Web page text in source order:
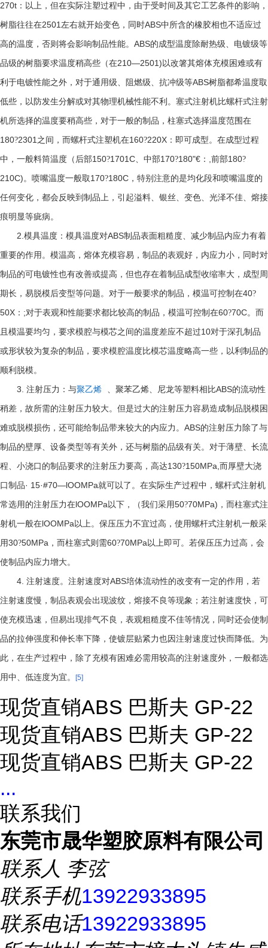
270t ：以上，但在实际注塑过程中，由于受时间及其它工艺条件的影响，
树脂往往在2501 左右就开始变色，同时ABS中所含的橡胶相也不适应过
高的温度，否则将会影响制品性能。 ABS的成型温度除耐热级、电镀级等
品级的树脂要求温度稍高些（在210—2501) 以改箸其熔体充模困难或有
利于电镀性能之外，对于通用级、阻燃级、抗冲级等ABS树脂都希温度取
低些，以防发生分解或对其物理机械性能不利。塞式注射机比螺杆式注射
机所选择的温度要稍高些，对于一般的制品，柱塞式选择温度范围在
180?2301 之间，而螺杆式注塑机在160?220X ：即可成型。在成型过程
中，一般料筒温度（后部150?1701C、中部170?180"€ ： 前部180?
210C)。喷嘴温度一般取 170?180C ，特别注意的是均化段和喷嘴温度的
任何变化，都会反映到制品上，引起溢料、银丝、变色、光泽不佳、熔接
痕明显等疵病。
2. 模具温度：模具温度对ABS制品表面粗糙度、减少制品内应力有着
重要的作用。模温高，熔体充模容易，制品的表观好，内应力小，同时对
制品的可电镀性也有改善或提高，但也存在着制品成型收缩率大，成型周
期长，易脱模后变型等问题。对于一般要求的制品，模温可控制在40?
50X ： ;对于表观和性能要求都比较高的制品，模温可控制在60?70C。而
且模温要均匀，要求模腔与模芯之间的温度差应不超过10对于深孔制品
或形状较为复杂的制品，要求模腔温度比模芯温度略高一些，以利制品的
顺利脱模。
3. 注射压力：与聚乙烯 、聚苯乙烯、尼龙等塑料相比ABS的流动性
稍差，故所需的注射压力较大。但是过大的注射压力容易造成制品脱模困
难或脱模损伤，还可能给制品带来较大的内应力。 ABS的注射压力除了与
制品的壁厚、设备类型等有关外，还与树脂的品级有关。对于薄壁、长流
程、小浇口的制品要求的注射压力要高，高达130?150MPa, 而厚壁大浇
口制品· 15·#70—lOOMPa就可以了。在实际生产过程中，螺杆式注射机
常选用的注射压力在lOOMPa 以下，（我们采用50?70MPa) ，而柱塞式注
射机一般在lOOMPa 以上。保压压力不宜过高，使用螺杆式注射机一般采
用30?50MPa ，而柱塞式则需60?70MPa 以上即可。若保压压力过高，会
使制品内应力增大。
4. 注射速度。注射速度对ABS培体流动性的改变有一定的作用，若
注射速度慢，制品表观会出现波纹，熔接不良等现象；若注射速度快，可
使充模迅速，但易出现排气不良，表观粗糙度不佳等情况，同时还会使制
品的拉伸强度和伸长率下降，使镀层贴紧力也因注射速度过快而降低。为
此，在生产过程中，除了充模有困难必需用较高的注射速度外，一般都选
用中、低连度为宜。 [5]
现货直销ABS 巴斯夫 GP-22
现货直销ABS 巴斯夫 GP-22
现货直销ABS 巴斯夫 GP-22
...
联系我们
东莞市晟华塑胶原料有限公司
联系人 李弦
联系手机13922933895
联系电话13922933895